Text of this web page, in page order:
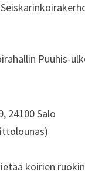
Puuhis-
24100 Salo
koirien